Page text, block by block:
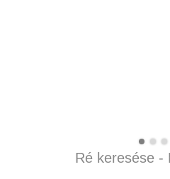
Ré keresése -